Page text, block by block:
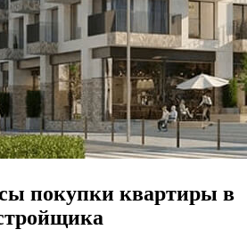
покупки квартиры в